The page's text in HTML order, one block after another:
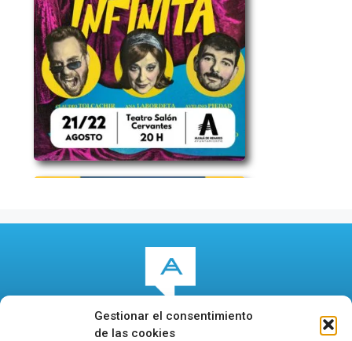
Gestionar el consentimiento
de las cookies